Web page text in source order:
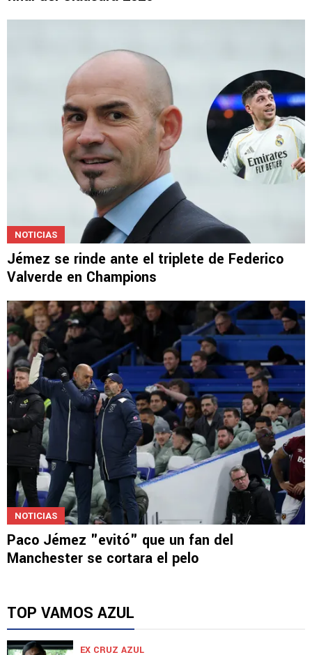
final del Clausura 2026
Jémez se rinde ante el triplete de Federico
Valverde en Champions
Paco Jémez "evitó" que un fan del
Manchester se cortara el pelo